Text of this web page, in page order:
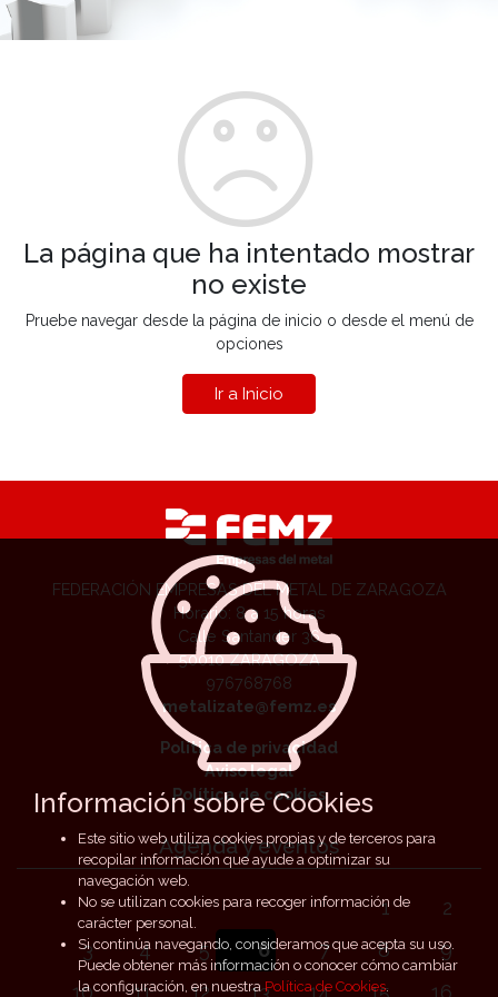
La página que ha intentado mostrar
no existe
Pruebe navegar desde la página de inicio o desde el menú de
opciones
Ir a Inicio
FEDERACIÓN EMPRESAS DEL METAL DE ZARAGOZA
Horario: 8 a 15 horas
Calle Santander 36
50010 ZARAGOZA
976768768
metalizate@femz.es
Política de privacidad
Aviso legal
Política de cookies
Agenda y eventos
1
2
3
4 5 6 7 8
9
Información sobre Cookies
Este sitio web utiliza cookies propias y de terceros para
recopilar información que ayude a optimizar su
navegación web.
No se utilizan cookies para recoger información de
carácter personal.
Si continúa navegando, consideramos que acepta su uso.
Puede obtener más información o conocer cómo cambiar
la configuración, en nuestraPolítica de Cookies.